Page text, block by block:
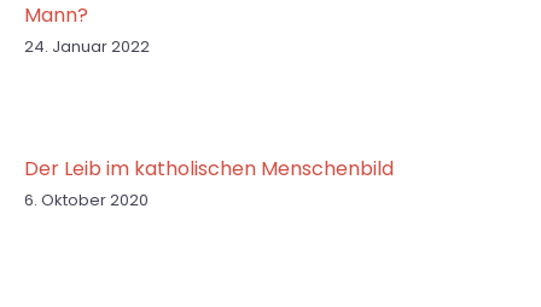
Mann?
24. Januar 2022
Der Leib im katholischen Menschenbild
6. Oktober 2020